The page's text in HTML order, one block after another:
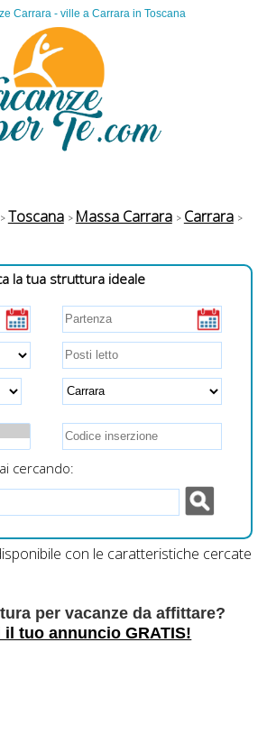
Carrara - ville a Carrara in Toscana
Toscana Massa Carrara
Carrara
la tua struttura ideale
cercando:
con le caratteristiche cercate
per vacanze da affittare?
tuo annuncio GRATIS!